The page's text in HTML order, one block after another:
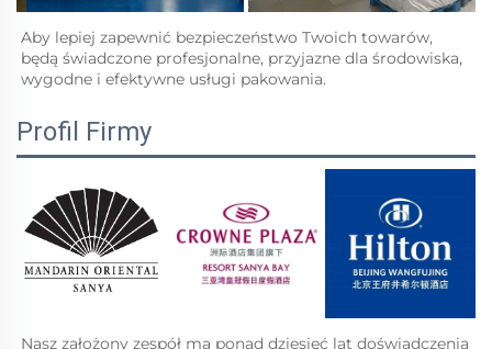
Aby lepiej zapewnić bezpieczeństwo Twoich towarów,
będą świadczone profesjonalne, przyjazne dla środowiska,
wygodne i efektywne usługi pakowania.
Profil Firmy
Nasz założony zespół ma ponad dziesięć lat doświadczenia